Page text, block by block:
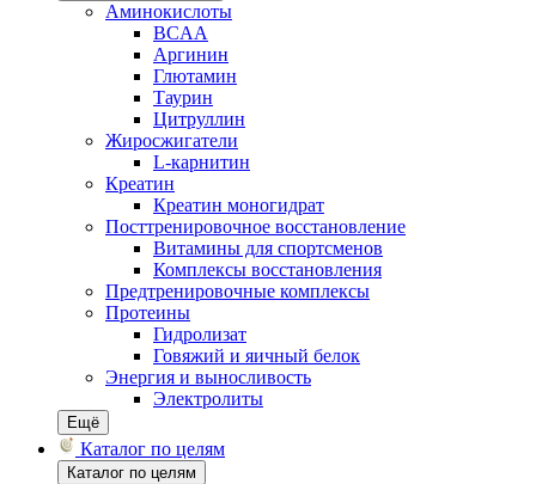
Аминокислоты
BCAA
Аргинин
Глютамин
Таурин
Цитруллин
Жиросжигатели
L-карнитин
Креатин
Креатин моногидрат
Посттренировочное восстановление
Витамины для спортсменов
Комплексы восстановления
Предтренировочные комплексы
Протеины
Гидролизат
Говяжий и яичный белок
Энергия и выносливость
Электролиты
Ещё
Каталог по целям
Каталог по целям